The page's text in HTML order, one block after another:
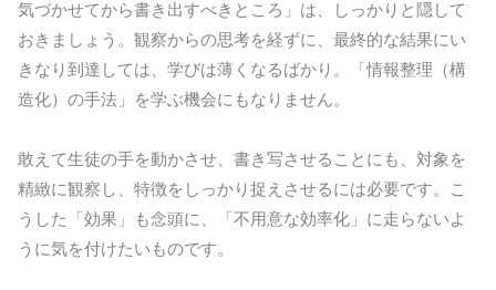
気づかせてから書き出すべきところ」は、しっかりと隠して
おきましょう。観察からの思考を経ずに、最終的な結果にい
きなり到達しては、学びは薄くなるばかり。「情報整理（構
造化）の手法」を学ぶ機会にもなりません。
敢えて生徒の手を動かさせ、書き写させることにも、対象を
精緻に観察し、特徴をしっかり捉えさせるには必要です。こ
うした「効果」も念頭に、「不用意な効率化」に走らないよ
うに気を付けたいものです。